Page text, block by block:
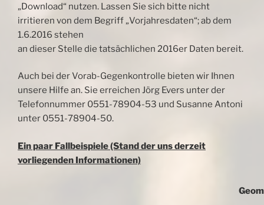
„Download“ nutzen. Lassen Sie sich bitte nicht
irritieren von dem Begriff „Vorjahresdaten“; ab dem
1.6.2016 stehen
an dieser Stelle die tatsächlichen 2016er Daten bereit.
Auch bei der Vorab-Gegenkontrolle bieten wir Ihnen
unsere Hilfe an. Sie erreichen Jörg Evers unter der
Telefonnummer 0551-78904-53 und Susanne Antoni
unter 0551-78904-50.
Ein paar Fallbeispiele (Stand der uns derzeit
vorliegenden Informationen)